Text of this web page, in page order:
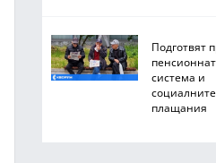
Подготвят
система и
социалните
плащания